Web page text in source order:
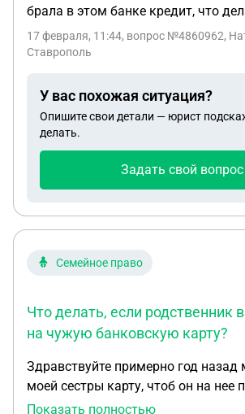
брала в этом банке кредит, что
17 февраля, 11:44, вопрос №4860962,
Ставрополь
У вас похожая ситуация?
Опишите свои детали — юрист
делать.
Задать свой вопрос
Семейное право
Что делать, если родственник
на чужую банковскую карту?
Здравствуйте примерно год
моей сестры карту, чтоб он на нее
как у него арестованы все счета,
Показать полностью